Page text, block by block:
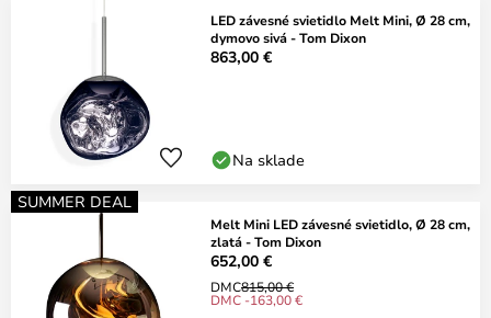
LED závesné svietidlo Melt Mini, Ø 28 cm,
dymovo sivá - Tom Dixon
863,00 €
Na sklade
SUMMER DEAL
Melt Mini LED závesné svietidlo, Ø 28 cm,
zlatá - Tom Dixon
652,00 €
DMC815,00 €
DMC -163,00 €